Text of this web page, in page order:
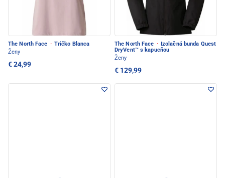
The North Face · Tričko Blanca
Ženy
€ 24,99
The North Face · Izolačná bunda Quest
DryVent™ s kapucňou
Ženy
€ 129,99